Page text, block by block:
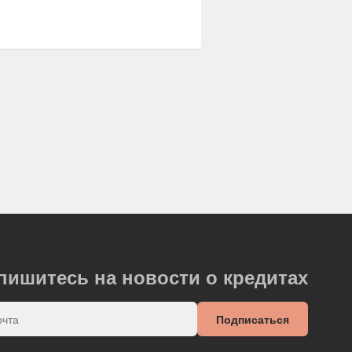
на новости о кредитах
Подписаться